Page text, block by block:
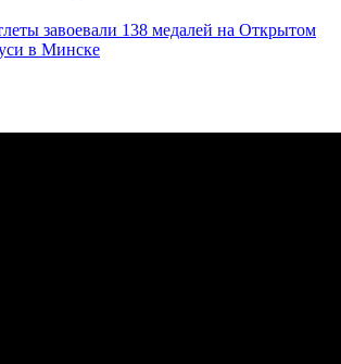
завоевали 138 медалей на Открытом
в Минске